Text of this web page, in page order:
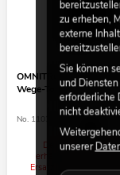
OMNITRONIC PAS-
Wege-Top
No. 11039478
Der Artikel ist nicht
erhältlich.
Ersatzteile sind noch
zu erheben,
externe
Sie können
und
erforderliche
nicht
unserer